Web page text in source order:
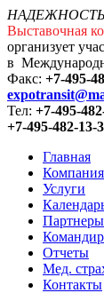
Выставочная
организует
в
Факс: +7-495-
Тел: +7-495-
+7-495-482-13-
Главная
Компания
Услуги
Партнеры
Отчеты
Мед.
Контакты